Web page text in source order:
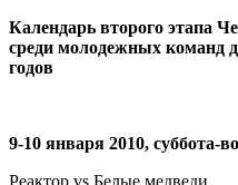
Календарь второго этапа
среди молодежных команд
годов
9-10 января 2010, суббота-
Реактор vs Белые медведи